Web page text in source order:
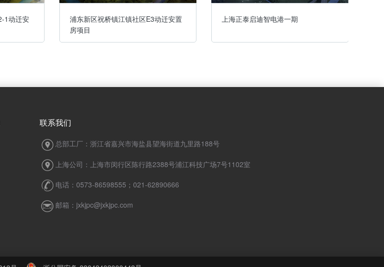
1动迁安
浦东新区祝桥镇江镇社区E3动迁安置
房项目
上海正泰启迪智电港一期
联系我们
总部工厂：浙江省嘉兴市海盐县望海街道九里路188号
上海公司：上海市闵行区陈行路2388号浦江科技广场7号1102室
电话：0573-86598555；021-62890666
邮箱：jxkjpc@jxkjpc.com